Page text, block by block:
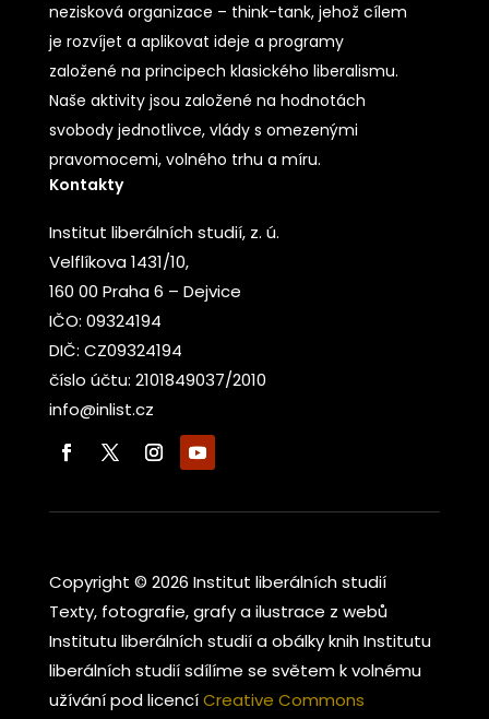
nezisková organizace – think-tank, jehož cílem
je rozvíjet a aplikovat ideje a programy
založené na principech klasického liberalismu.
Naše aktivity jsou založené na hodnotách
svobody jednotlivce, vlády s omezenými
pravomocemi, volného trhu a míru.
Kontakty
Institut liberálních studií, z. ú.
Velflíkova 1431/10,
160 00 Praha 6 – Dejvice
IČO: 09324194
DIČ: CZ09324194
číslo účtu: 2101849037/2010
info@inlist.cz
Copyright © 2026 Institut liberálních studií
Texty, fotografie, grafy a ilustrace z webů
Institutu liberálních studií a obálky knih Institutu
liberálních studií sdílíme se světem k volnému
užívání pod licencíCreative Commons